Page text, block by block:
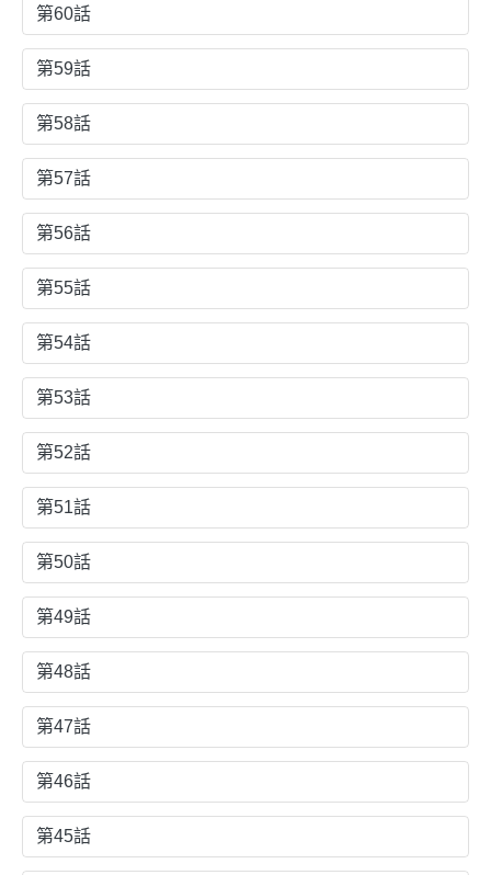
第60話
第59話
第58話
第57話
第56話
第55話
第54話
第53話
第52話
第51話
第50話
第49話
第48話
第47話
第46話
第45話